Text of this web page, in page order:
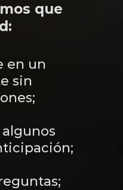
que
en un
sin